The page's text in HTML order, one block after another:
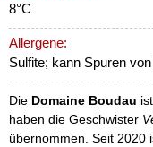
8°C
Allergene:
Sulfite; kann Spuren
Die Domaine Boudau
haben die Geschwister
übernommen. Seit 2020